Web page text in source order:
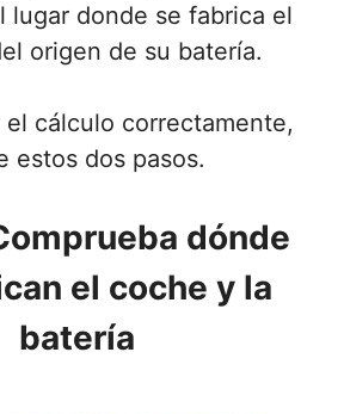
lugar donde se fabrica el
origen de su batería.
el cálculo correctamente,
estos dos pasos.
dónde
el coche y la
batería